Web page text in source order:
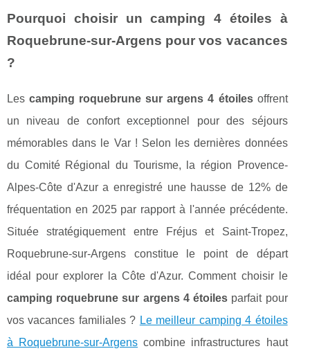
Pourquoi choisir un camping 4 étoiles à
Roquebrune-sur-Argens pour vos vacances
?
Lescamping roquebrune sur argens 4 étoilesoffrent
un niveau de confort exceptionnel pour des séjours
mémorables dans le Var ! Selon les dernières données
du Comité Régional du Tourisme, la région Provence-
Alpes-Côte d'Azur a enregistré une hausse de 12% de
fréquentation en 2025 par rapport à l'année précédente.
Située stratégiquement entre Fréjus et Saint-Tropez,
Roquebrune-sur-Argens constitue le point de départ
idéal pour explorer la Côte d'Azur. Comment choisir le
camping roquebrune sur argens 4 étoiles parfait pour
vos vacances familiales ? Le meilleur camping 4 étoiles
à Roquebrune-sur-Argens combine infrastructures haut